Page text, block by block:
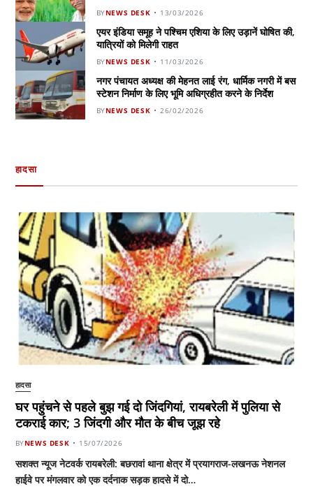
BYNEWS DESK 13/03/2026
एयर इंडिया समूह ने पश्चिम एशिया के लिए उड़ानें घोषित की,
यात्रियों को मिलेगी राहत
BYNEWS DESK 11/03/2026
नगर पंचायत अध्यक्ष की मेहनत लाई रंग, धार्मिक नगरी में बस
स्टेशन निर्माण के लिए भूमि अधिग्रहीत करने के निर्देश
BYNEWS DESK 26/02/2026
हादसा
हादसा
घर पहुंचने से पहले बुझ गई दो जिंदगियां, रायबरेली में पुलिया से
टकराई कार; 3 जिंदगी और मौत के बीच जूझ रहे
BYNEWS DESK 15/07/2026
सशक्त न्यूज नेटवर्क रायबरेली: बछरावां थाना क्षेत्र में प्रयागराज-लखनऊ नेशनल
हाईवे पर मंगलवार को एक दर्दनाक सड़क हादसे में दो…